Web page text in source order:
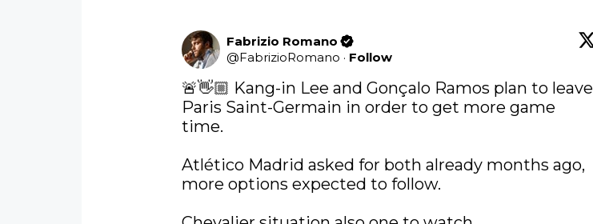
Fabrizio Romano
@FabrizioRomano · Follow
🚨👋🏼 Kang-in Lee and Gonçalo Ramos plan to leave
Paris Saint-Germain in order to get more game
time.
Atlético Madrid asked for both already months ago,
more options expected to follow.